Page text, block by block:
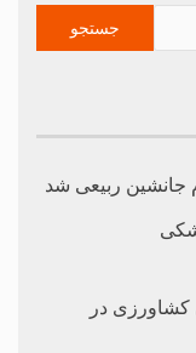
جانشین ربیعی شد
کشاورزی در